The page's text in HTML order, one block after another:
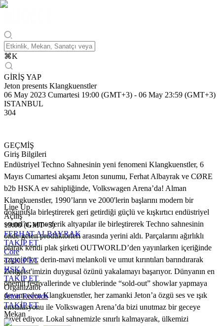
⌘K
GİRİŞ YAP
Jeton presents Klangkuenstler
06 May 2023 Cumartesi 19:00 (GMT+3) - 06 May 23:59 (GMT+3)
ISTANBUL
304
GEÇMİŞ
Giriş Bilgileri
Endüstriyel Techno Sahnesinin yeni fenomeni Klangkuenstler, 6
Mayıs Cumartesi akşamı Jeton sunumu, Ferhat Albayrak ve CØRE
b2b HSKA ev sahipliğinde, Volkswagen Arena’da! Alman
Klangkuenstler, 1990’ların ve 2000'lerin başlarını modern bir
dokunuşla birleştirerek geri getirdiği güçlü ve kışkırtıcı endüstriyel
sound’u, atmosferik altyapılar ile birleştirerek Techno sahnesinin
önde gelen prodüktörleri arasında yerini aldı. Parçalarını ağırlıklı
olarak kendi plak şirketi OUTWORLD’den yayınlarken içeriğinde
azgın öfke, derin-mavi melankoli ve umut kırıntıları barındırarak
Zeitgeist'imizin duygusal özünü yakalamayı başarıyor. Dünyanın en
önemli festivallerinde ve clublerinde “sold-out” showlar yapmaya
devam eden Klangkuenstler, her zamanki Jeton’a özgü ses ve ışık
enstalasyonu ile Volkswagen Arena’da bizi unutmaz bir geceye
davet ediyor. Lokal sahnemizle sınırlı kalmayarak, ülkemizi
Line Up
Açılış
19:00 (GMT+3)
FERHAT ALBAYRAK
TAKİP ET
Core
TAKİP ET
HSKA
TAKİP ET
Organizatör
Jeton Records
TAKİP ET
Mekan